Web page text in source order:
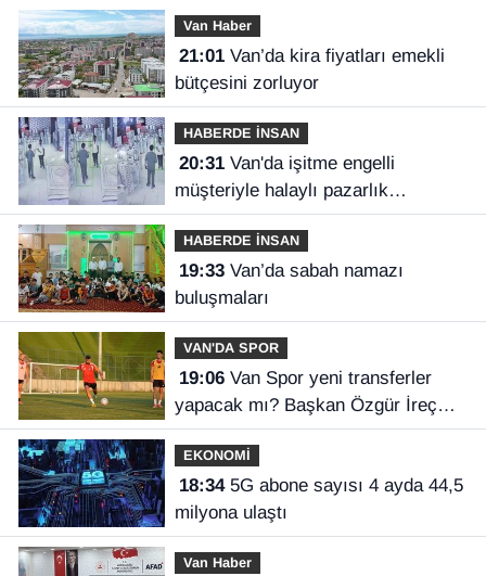
Van Haber
21:01Van’da kira fiyatları emekli
bütçesini zorluyor
HABERDE İNSAN
20:31Van'da işitme engelli
müşteriyle halaylı pazarlık
gülümsetti
HABERDE İNSAN
19:33Van’da sabah namazı
buluşmaları
VAN'DA SPOR
19:06Van Spor yeni transferler
yapacak mı? Başkan Özgür İreç
İlhan açıkladı
EKONOMİ
18:345G abone sayısı 4 ayda 44,5
milyona ulaştı
Van Haber